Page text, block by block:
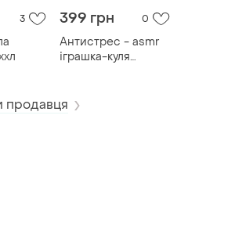
3 399 грн 0
Антистрес - asmr
іграшка-куля
камінчиків
продавця